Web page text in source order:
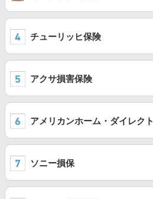
チューリッヒ保険
アクサ損害保険
アメリカンホーム・ダイレクト
ソニー損保